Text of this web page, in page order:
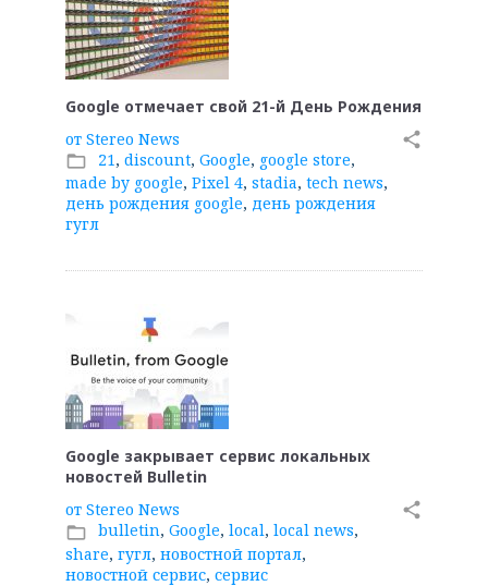
Google отмечает свой 21-й День Рождения
от Stereo News
folder_open 21, discount, Google, google store,
made by google, Pixel 4, stadia, tech news,
день рождения google, день рождения
гугл
share
Google закрывает сервис локальных
новостей Bulletin
от Stereo News
folder_open bulletin, Google, local, local news,
share, гугл, новостной портал,
новостной сервис, сервис
share